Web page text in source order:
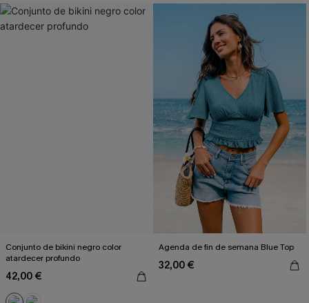
Conjunto de bikini negro color
atardecer profundo
42,00 €
Agenda de fin de semana Blue Top
32,00 €